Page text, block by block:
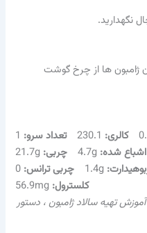
نگهدارید.
ژامبون ها از چرخ گوشت
تعداد سرو: 1 کالری: 230.1
چربی: 21.7g شده: 4.7g
چربی ترانس: 0 1.4g
کلسترول: 56.9mg
تهیه سالاد ژامبون ، دستور